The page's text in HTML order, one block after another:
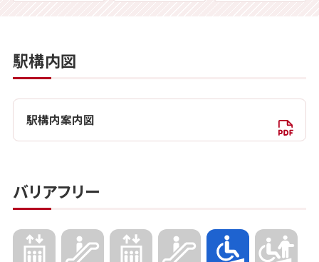
駅構内図
駅構内案内図
バリアフリー